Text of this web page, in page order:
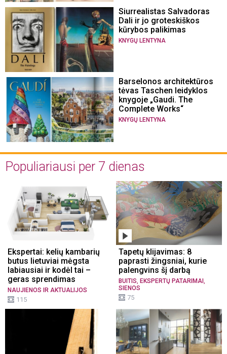
Siurrealistas Salvadoras
Dali ir jo groteskiškos
kūrybos palikimas
KNYGŲ LENTYNA
Barselonos architektūros
tėvas Taschen leidyklos
knygoje „Gaudi. The
Complete Works“
KNYGŲ LENTYNA
Populiariausi per 7 dienas
Ekspertai: kelių kambarių
butus lietuviai mėgsta
labiausiai ir kodėl tai –
geras sprendimas
NAUJIENOS IR AKTUALIJOS
115
Tapetų klijavimas: 8
paprasti žingsniai, kurie
palengvins šį darbą
BUITIS EKSPERTŲ PATARIMAI
SIENOS
75